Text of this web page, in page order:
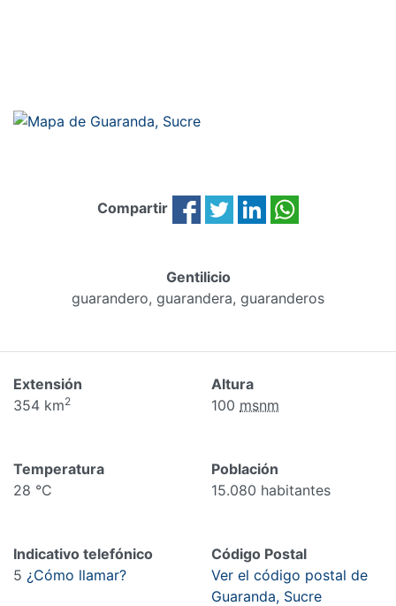
Compartir
Gentilicio
guarandero, guarandera, guaranderos
Extensión
354 km2
Altura
100 msnm
Temperatura
28 °C
Población
15.080 habitantes
Indicativo telefónico
5 ¿Cómo llamar?
Código Postal
Ver el código postal de
Guaranda, Sucre